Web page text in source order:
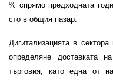
% спрямо предходната
сто в общия пазар.
Дигитализацията в
определяне доставката
търговия, като една от